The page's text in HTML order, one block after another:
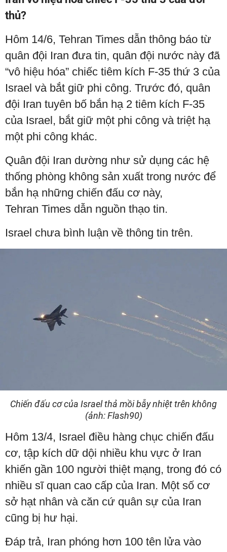
thủ?
Hôm 14/6, Tehran Times dẫn thông báo từ
quân đội Iran đưa tin, quân đội nước này đã
“vô hiệu hóa” chiếc tiêm kích F-35 thứ 3 của
Israel và bắt giữ phi công. Trước đó, quân
đội Iran tuyên bố bắn hạ 2 tiêm kích F-35
của Israel, bắt giữ một phi công và triệt hạ
một phi công khác.
Quân đội Iran dường như sử dụng các hệ
thống phòng không sản xuất trong nước để
bắn hạ những chiến đấu cơ này,
Tehran Times dẫn nguồn thạo tin.
Israel chưa bình luận về thông tin trên.
Chiến đấu cơ của Israel thả mồi bẫy nhiệt trên không
(ảnh: Flash90)
Hôm 13/4, Israel điều hàng chục chiến đấu
cơ, tập kích dữ dội nhiều khu vực ở Iran
khiến gần 100 người thiệt mạng, trong đó có
nhiều sĩ quan cao cấp của Iran. Một số cơ
sở hạt nhân và căn cứ quân sự của Iran
cũng bị hư hại.
Đáp trả, Iran phóng hơn 100 tên lửa vào